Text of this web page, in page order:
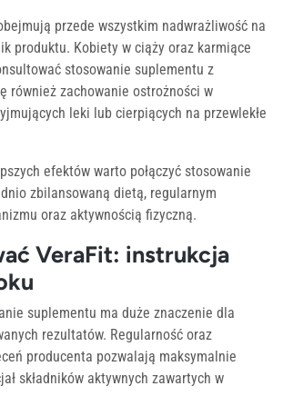
przede wszystkim nadwrażliwość na
produktu. Kobiety w ciąży oraz karmiące
stosowanie suplementu z
również zachowanie ostrożności w
leki lub cierpiących na przewlekłe
efektów warto połączyć stosowanie
zbilansowaną dietą, regularnym
oraz aktywnością fizyczną.
VeraFit: instrukcja
suplementu ma duże znaczenie dla
rezultatów. Regularność oraz
producenta pozwalają maksymalnie
składników aktywnych zawartych w